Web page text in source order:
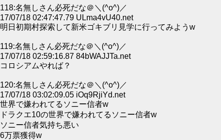
118:名無しさん必死だな＠＼(^o^)／
17/07/18 02:47:47.79 ULma4vU40.net
明日初期村探索して新米ゴキブリ見学に行ってみようw
119:名無しさん必死だな＠＼(^o^)／
17/07/18 02:59:16.87 84bWAJJTa.net
コロシアムやれば？
120:名無しさん必死だな＠＼(^o^)／
17/07/18 03:02:09.05 iOq9RjiYd.net
世界で嫌われてるソニー信者w
ドラクエ10の世界で嫌われてるソニー信者w
ソニー信者気持ち悪い
6万票獲得w